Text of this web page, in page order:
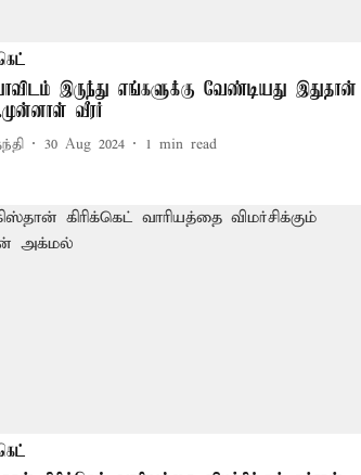
இருந்து எங்களுக்கு வேண்டியது இதுதான்
வீரர்
30 Aug 2024 1 min read